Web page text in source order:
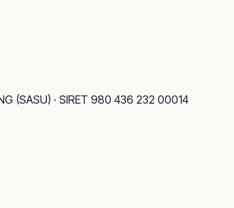
(SASU) · SIRET 980 436 232 00014